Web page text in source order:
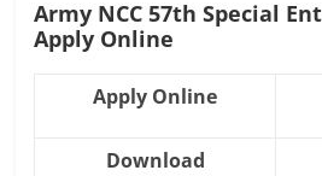
Army NCC 57th Special
Apply Online
Apply Online
Download